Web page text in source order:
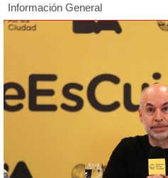
Información General